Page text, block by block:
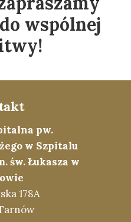
wspólnej
pw.
w Szpitalu
św. Łukasza w
178A